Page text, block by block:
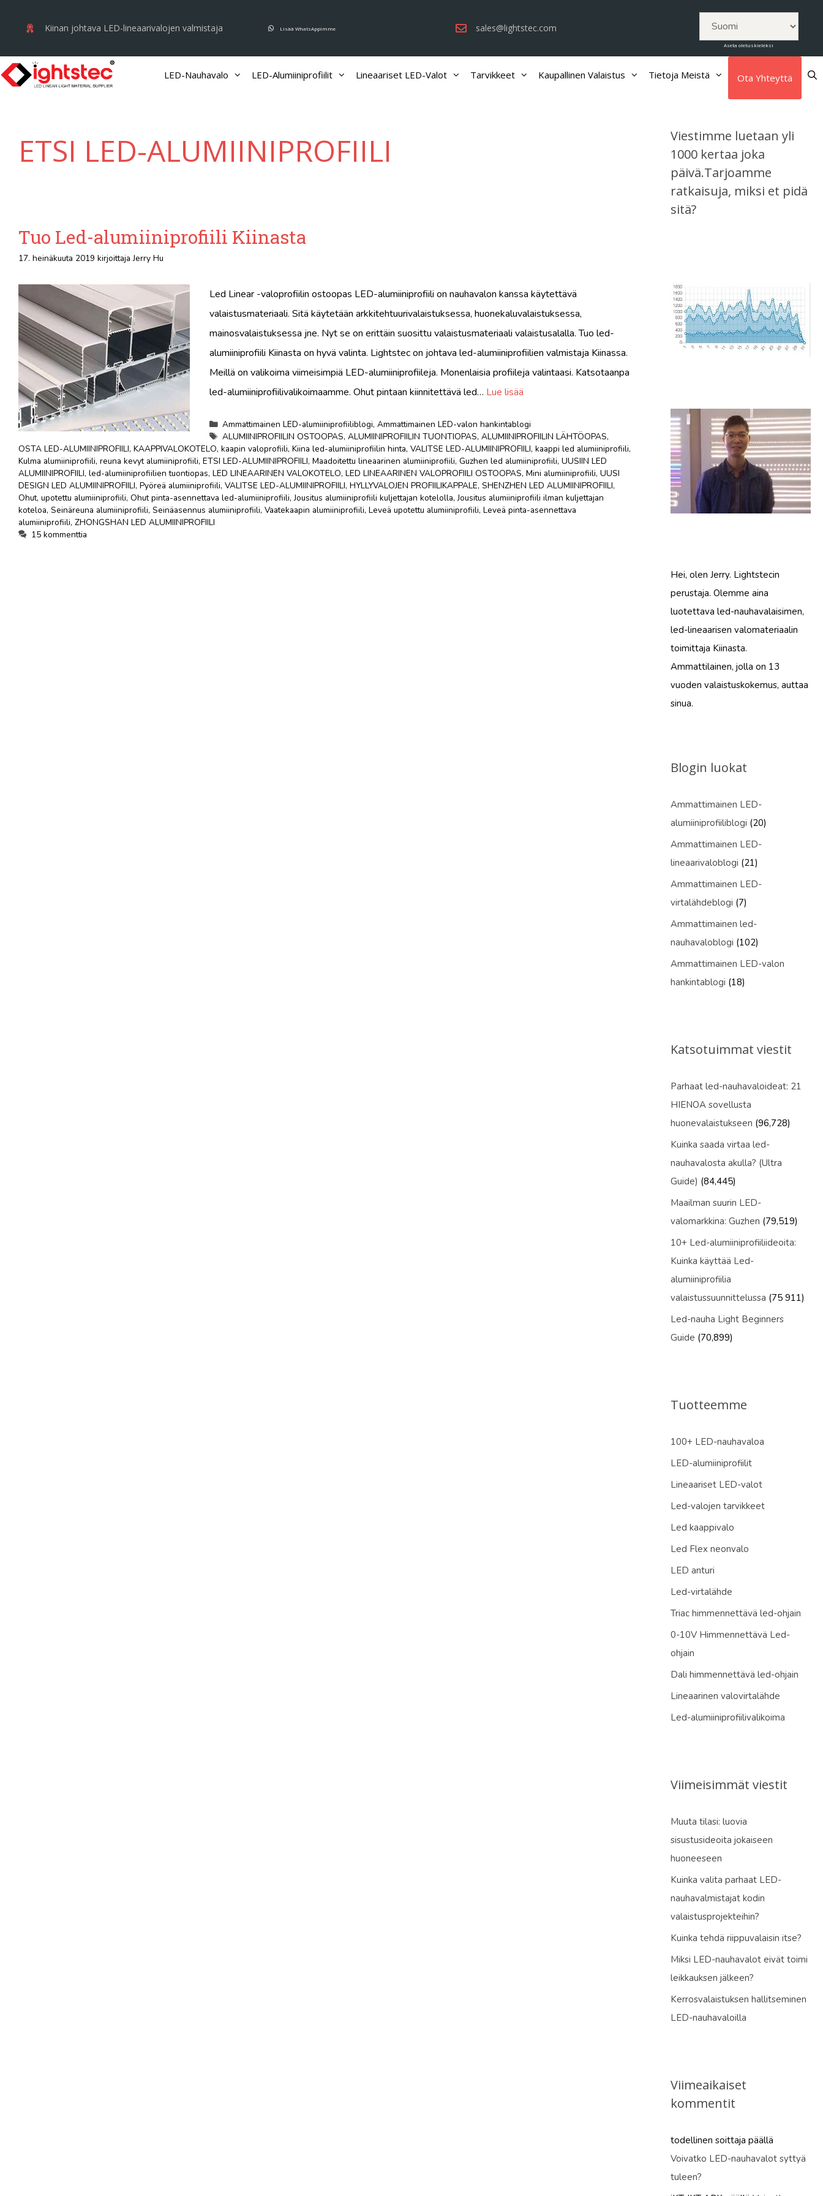
sisältöön
Kiinan johtava LED-lineaarivalojen valmistaja Lisää WhatsAppimme sales@lightstec.com
Aseta oletuskieleksi
LED-Nauhavalo LED-Alumiiniprofiilit Lineaariset LED-Valot Tarvikkeet Kaupallinen Valaistus Tietoja Meistä Ota Yhteyttä
ETSI LED-ALUMIINIPROFIILI
Tuo Led-alumiiniprofiili Kiinasta
17. heinäkuuta 2019 kirjoittajaJerry Hu
Led Linear -valoprofiilin ostoopas LED-alumiiniprofiili on nauhavalon kanssa käytettävä
valaistusmateriaali. Sitä käytetään arkkitehtuurivalaistuksessa, huonekaluvalaistuksessa,
mainosvalaistuksessa jne. Nyt se on erittäin suosittu valaistusmateriaali valaistusalalla. Tuo led-
alumiiniprofiili Kiinasta on hyvä valinta. Lightstec on johtava led-alumiiniprofiilien valmistaja Kiinassa.
Meillä on valikoima viimeisimpiä LED-alumiiniprofiileja. Monenlaisia ​​profiileja valintaasi. Katsotaanpa
led-alumiiniprofiilivalikoimaamme. Ohut pintaan kiinnitettävä led… Lue lisää
Luokat
Ammattimainen LED-alumiiniprofiiliblogi,Ammattimainen LED-valon hankintablogi
Tunnisteet
ALUMIINIPROFIILIN OSTOOPAS,ALUMIINIPROFIILIN TUONTIOPAS,ALUMIINIPROFIILIN LÄHTÖOPAS,
OSTA LED-ALUMIINIPROFIILI, KAAPPIVALOKOTELO, kaapin valoprofiili, Kiina led-alumiiniprofiilin hinta, VALITSE LED-ALUMIINIPROFIILI, kaappi led alumiiniprofiili,
Kulma alumiiniprofiili, reuna kevyt alumiiniprofiili, ETSI LED-ALUMIINIPROFIILI, Maadoitettu lineaarinen alumiiniprofiili, Guzhen led alumiiniprofiili, UUSIIN LED
ALUMIINIPROFIILI, led-alumiiniprofiilien tuontiopas, LED LINEAARINEN VALOKOTELO, LED LINEAARINEN VALOPROFIILI OSTOOPAS, Mini alumiiniprofiili, UUSI
DESIGN LED ALUMIINIPROFIILI, Pyöreä alumiiniprofiili, VALITSE LED-ALUMIINIPROFIILI, HYLLYVALOJEN PROFIILIKAPPALE, SHENZHEN LED ALUMIINIPROFIILI,
Ohut, upotettu alumiiniprofiili, Ohut pinta-asennettava led-alumiiniprofiili,Jousitus alumiiniprofiili kuljettajan kotelolla,Jousitus alumiiniprofiili ilman kuljettajan
koteloa, Seinäreuna alumiiniprofiili, Seinäasennus alumiiniprofiili, Vaatekaapin alumiiniprofiili, Leveä upotettu alumiiniprofiili, Leveä pinta-asennettava
alumiiniprofiili, ZHONGSHAN LED ALUMIINIPROFIILI
15 kommenttia
Viestimme luetaan yli
1000 kertaa joka
päivä.Tarjoamme
ratkaisuja, miksi et pidä
sitä?
Hei, olen Jerry. Lightstecin
perustaja. Olemme aina
luotettava led-nauhavalaisimen,
led-lineaarisen valomateriaalin
toimittaja Kiinasta.
Ammattilainen, jolla on 13
vuoden valaistuskokemus, auttaa
sinua.
Blogin luokat
Ammattimainen LED-
alumiiniprofiiliblogi (20)
Ammattimainen LED-
lineaarivaloblogi (21)
Ammattimainen LED-
virtalähdeblogi (7)
Ammattimainen led-
nauhavaloblogi (102)
Ammattimainen LED-valon
hankintablogi (18)
Katsotuimmat viestit
Parhaat led-nauhavaloideat: 21
HIENOA sovellusta
huonevalaistukseen (96,728)
Kuinka saada virtaa led-
nauhavalosta akulla? (Ultra
Guide) (84,445)
Maailman suurin LED-
valomarkkina: Guzhen (79,519)
10+ Led-alumiiniprofiiliideoita:
Kuinka käyttää Led-
alumiiniprofiilia
valaistussuunnittelussa (75 911)
Led-nauha Light Beginners
Guide (70,899)
Tuotteemme
100+ LED-nauhavaloa
LED-alumiiniprofiilit
Lineaariset LED-valot
Led-valojen tarvikkeet
Led kaappivalo
Led Flex neonvalo
LED anturi
Led-virtalähde
Triac himmennettävä led-ohjain
0-10V Himmennettävä Led-
ohjain
Dali himmennettävä led-ohjain
Lineaarinen valovirtalähde
Led-alumiiniprofiilivalikoima
Viimeisimmät viestit
Muuta tilasi: luovia
sisustusideoita jokaiseen
huoneeseen
Kuinka valita parhaat LED-
nauhavalmistajat kodin
valaistusprojekteihin?
Kuinka tehdä riippuvalaisin itse?
Miksi LED-nauhavalot eivät toimi
leikkauksen jälkeen?
Kerrosvalaistuksen hallitseminen
LED-nauhavaloilla
Viimeaikaiset
kommentit
todellinen soittaja päällä
Voivatko LED-nauhavalot syttyä
tuleen?